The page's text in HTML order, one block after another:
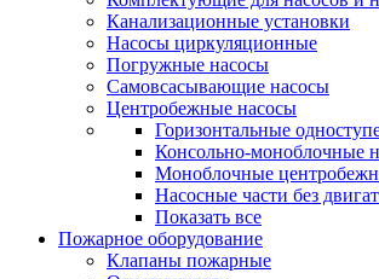
Канализационные установки
Насосы циркуляционные
Погружные насосы
Самовсасывающие насосы
Центробежные насосы
Горизонтальные
Консольно-моноблочные
Моноблочные
Насосные части без
Показать все
Пожарное оборудование
Клапаны пожарные